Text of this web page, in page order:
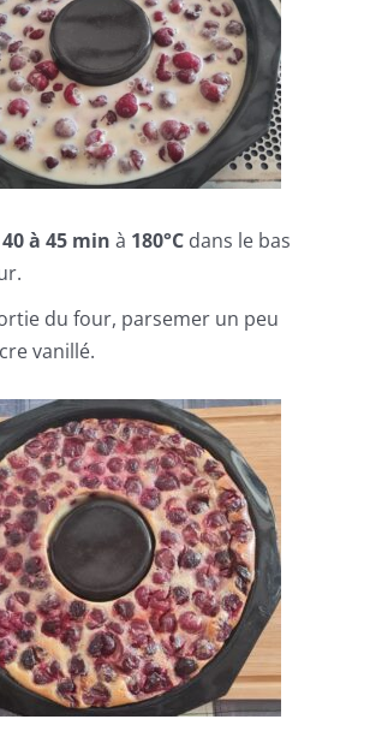
40 à 45 min à 180°C dans le bas
du four, parsemer un peu
vanillé.